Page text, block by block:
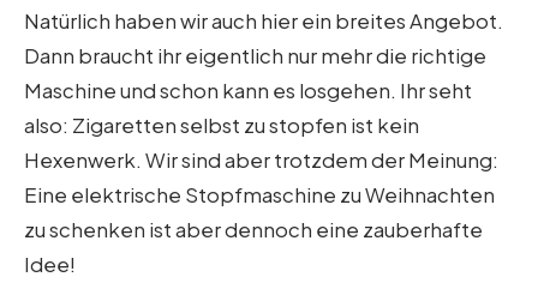
Natürlich haben wir auch hier ein breites Angebot.
Dann braucht ihr eigentlich nur mehr die richtige
Maschine und schon kann es losgehen. Ihr seht
also: Zigaretten selbst zu stopfen ist kein
Hexenwerk. Wir sind aber trotzdem der Meinung:
Eine elektrische Stopfmaschine zu Weihnachten
zu schenken ist aber dennoch eine zauberhafte
Idee!